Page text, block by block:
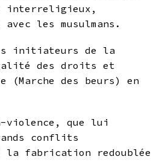
interreligieux,
les musulmans.
initiateurs de la
des droits et
(Marche des beurs) en
violence, que lui
conflits
la fabrication redoublée